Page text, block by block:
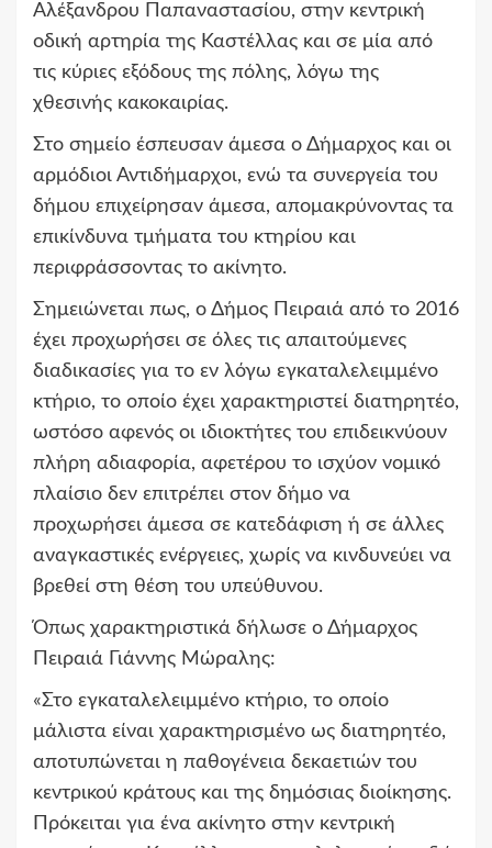
Αλέξανδρου Παπαναστασίου, στην κεντρική
οδική αρτηρία της Καστέλλας και σε μία από
τις κύριες εξόδους της πόλης, λόγω της
χθεσινής κακοκαιρίας.
Στο σημείο έσπευσαν άμεσα ο Δήμαρχος και οι
αρμόδιοι Αντιδήμαρχοι, ενώ τα συνεργεία του
δήμου επιχείρησαν άμεσα, απομακρύνοντας τα
επικίνδυνα τμήματα του κτηρίου και
περιφράσσοντας το ακίνητο.
Σημειώνεται πως, ο Δήμος Πειραιά από το 2016
έχει προχωρήσει σε όλες τις απαιτούμενες
διαδικασίες για το εν λόγω εγκαταλελειμμένο
κτήριο, το οποίο έχει χαρακτηριστεί διατηρητέο,
ωστόσο αφενός οι ιδιοκτήτες του επιδεικνύουν
πλήρη αδιαφορία, αφετέρου το ισχύον νομικό
πλαίσιο δεν επιτρέπει στον δήμο να
προχωρήσει άμεσα σε κατεδάφιση ή σε άλλες
αναγκαστικές ενέργειες, χωρίς να κινδυνεύει να
βρεθεί στη θέση του υπεύθυνου.
Όπως χαρακτηριστικά δήλωσε ο Δήμαρχος
Πειραιά Γιάννης Μώραλης:
«Στο εγκαταλελειμμένο κτήριο, το οποίο
μάλιστα είναι χαρακτηρισμένο ως διατηρητέο,
αποτυπώνεται η παθογένεια δεκαετιών του
κεντρικού κράτους και της δημόσιας διοίκησης.
Πρόκειται για ένα ακίνητο στην κεντρική